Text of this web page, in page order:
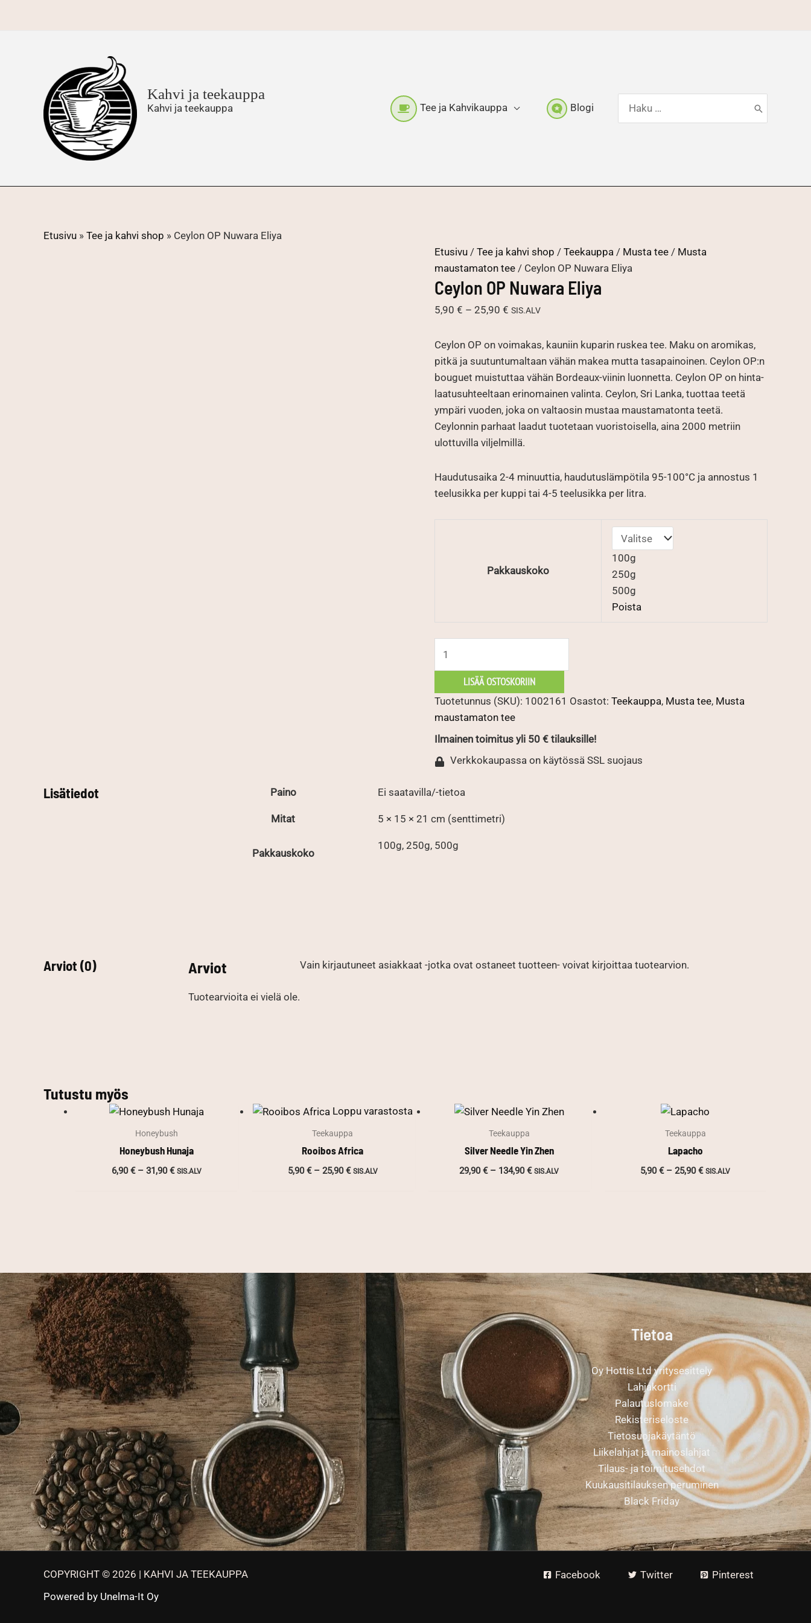
Kahvi ja teekauppa
Kahvi ja teekauppa Tee ja Kahvikauppa Blogi
Etusivu » Tee ja kahvi shop » Ceylon OP Nuwara Eliya
Etusivu / Tee ja kahvi shop / Teekauppa / Musta tee / Musta
maustamaton tee / Ceylon OP Nuwara Eliya
Ceylon OP Nuwara Eliya
5,90 € – 25,90 € Hintaluokka:
-
25,90 €
SIS.ALV
Ceylon OP on voimakas, kauniin kuparin ruskea tee. Maku on aromikas,
pitkä ja suutuntumaltaan vähän makea mutta tasapainoinen. Ceylon OP:n
bouguet muistuttaa vähän Bordeaux-viinin luonnetta. Ceylon OP on hinta-
laatusuhteeltaan erinomainen valinta. Ceylon, Sri Lanka, tuottaa teetä
ympäri vuoden, joka on valtaosin mustaa maustamatonta teetä.
Ceylonnin parhaat laadut tuotetaan vuoristoisella, aina 2000 metriin
ulottuvilla viljelmillä.
Haudutusaika 2-4 minuuttia, haudutuslämpötila 95-100°C ja annostus 1
teelusikka per kuppi tai 4-5 teelusikka per litra.
Pakkauskoko
100g
250g
500g
Poista
OP
Nuwara
Eliya
LISÄÄ OSTOSKORIIN
Tuotetunnus (SKU): 1002161 Osastot: Teekauppa, Musta tee, Musta
maustamaton tee
Ilmainen toimitus yli 50 € tilauksille!
Verkkokaupassa on käytössä SSL suojaus
Lisätiedot Paino Ei saatavilla/-tietoa
Mitat 5 × 15 × 21 cm (senttimetri)
Pakkauskoko
100g, 250g, 500g
Arviot (0) Arviot
Tuotearvioita ei vielä ole.
Vain kirjautuneet asiakkaat -jotka ovat ostaneet tuotteen- voivat kirjoittaa tuotearvion.
Tutustu myös
Honeybush
Honeybush Hunaja
6,90€ – 31,90€Hintaluokka:
SIS.ALV
Loppu varastosta
Teekauppa
Rooibos Africa
5,90€ – 25,90€Hintaluokka:
SIS.ALV
Teekauppa
Silver Needle Yin Zhen
29,90€ – 134,90€Hintaluokka:
SIS.ALV
Teekauppa
Lapacho
5,90€ – 25,90€Hintaluokka:
SIS.ALV
Tietoa
Oy Hottis Ltd yritysesittely
Lahjakortti
Palautuslomake
Rekisteriseloste
Tietosuojakäytäntö
Liikelahjat ja mainoslahjat
Tilaus- ja toimitusehdot
Kuukausitilauksen peruminen
Black Friday
COPYRIGHT © 2026 | KAHVI JA TEEKAUPPA
Powered by Unelma-It Oy
Facebook Twitter Pinterest